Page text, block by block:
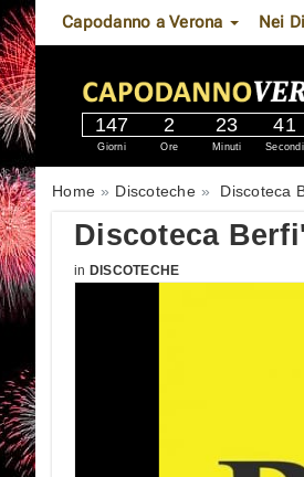
Capodanno a Verona Nei
147
Giorni
2
Ore
23
Minuti
40
Secondi
Home Discoteche Discoteca
Discoteca
in DISCOTECHE